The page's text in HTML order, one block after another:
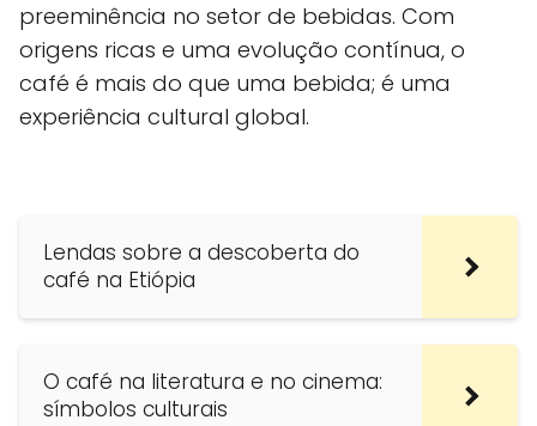
preeminência no setor de bebidas. Com
origens ricas e uma evolução contínua, o
café é mais do que uma bebida; é uma
experiência cultural global.
Lendas sobre a descoberta do
café na Etiópia
O café na literatura e no cinema:
símbolos culturais